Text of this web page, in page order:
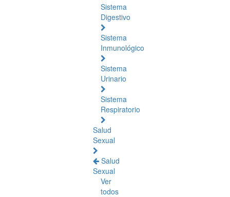
Sistema
Digestivo
Sistema
Inmunológico
Sistema
Urinario
Sistema
Respiratorio
Salud
Sexual
Salud
Sexual
Ver
todos